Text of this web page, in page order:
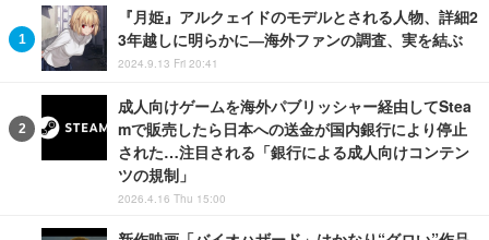
『月姫』アルクェイドのモデルとされる人物、詳細2
3年越しに明らかに―海外ファンの調査、実を結ぶ
2024.9.13 Fri 20:41
成人向けゲームを海外パブリッシャー経由してStea
mで販売したら日本への送金が国内銀行により停止
された…注目される「銀行による成人向けコンテン
ツの規制」
2026.4.16 Thu 15:00